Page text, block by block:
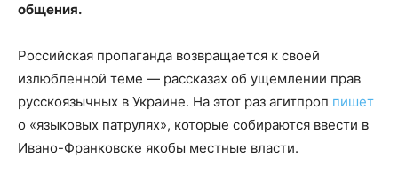
общения.
Российская пропаганда возвращается к своей
излюбленной теме — рассказах об ущемлении прав
русскоязычных в Украине. На этот раз агитпроп пишет
о «языковых патрулях», которые собираются ввести в
Ивано-Франковске якобы местные власти.